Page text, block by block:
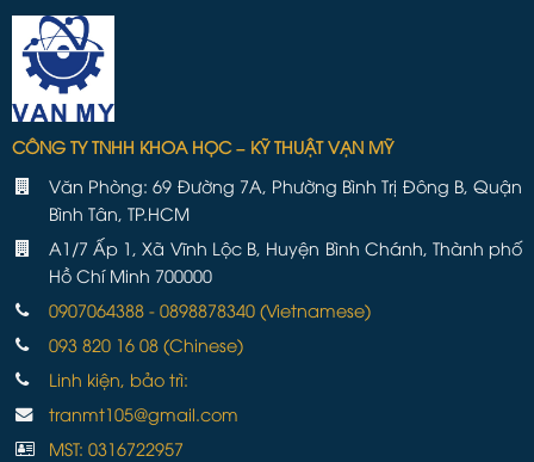
CÔNG TY TNHH KHOA HỌC – KỸ THUẬT VẠN MỸ
Văn Phòng: 69 Đường 7A, Phường Bình Trị Đông B, Quận
Bình Tân, TP.HCM
A1/7 Ấp 1, Xã Vĩnh Lộc B, Huyện Bình Chánh, Thành phố
Hồ Chí Minh 700000
0907064388 - 0898878340 (Vietnamese)
093 820 16 08 (Chinese)
Linh kiện, bảo trì:
tranmt105@gmail.com
MST: 0316722957